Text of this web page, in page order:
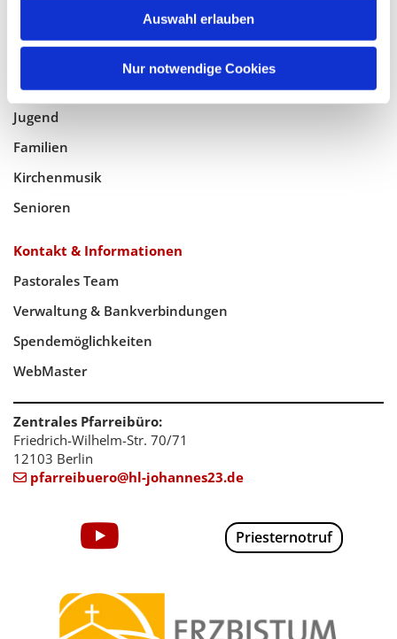
Auswahl erlauben
Nur notwendige Cookies
Taufe, Kommunion & Trauung
Pfarreileben
Jugend
Familien
Kirchenmusik
Senioren
Kontakt & Informationen
Pastorales Team
Verwaltung & Bankverbindungen
Spendemöglichkeiten
WebMaster
Zentrales Pfarreibüro:
Friedrich-Wilhelm-Str. 70/71
12103 Berlin
 pfarreibuero@hl-johannes23.de
Priesternotruf